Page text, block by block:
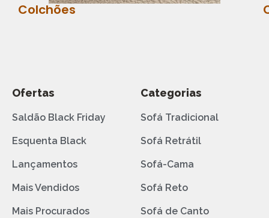
Colchões
Ofertas
Saldão Black Friday
Esquenta Black
Lançamentos
Mais Vendidos
Mais Procurados
Categorias
Sofá Tradicional
Sofá Retrátil
Sofá-Cama
Sofá Reto
Sofá de Canto